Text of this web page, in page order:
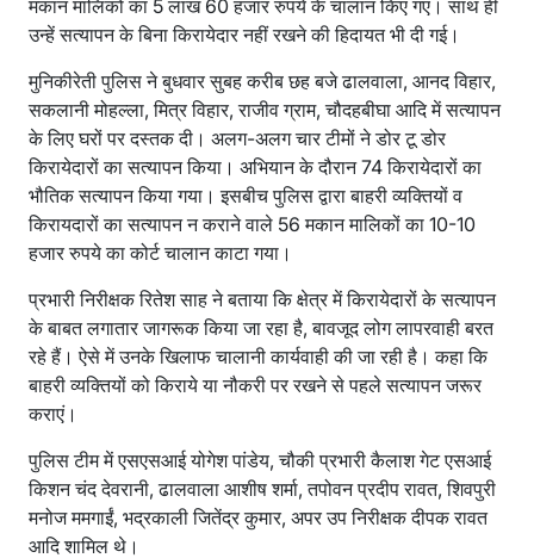
मकान मालिकों का 5 लाख 60 हजार रुपये के चालान किए गए। साथ ही
उन्हें सत्यापन के बिना किरायेदार नहीं रखने की हिदायत भी दी गई।
मुनिकीरेती पुलिस ने बुधवार सुबह करीब छह बजे ढालवाला, आनद विहार,
सकलानी मोहल्ला, मित्र विहार, राजीव ग्राम, चौदहबीघा आदि में सत्यापन
के लिए घरों पर दस्तक दी। अलग-अलग चार टीमों ने डोर टू डोर
किरायेदारों का सत्यापन किया। अभियान के दौरान 74 किरायेदारों का
भौतिक सत्यापन किया गया। इसबीच पुलिस द्वारा बाहरी व्यक्तियों व
किरायदारों का सत्यापन न कराने वाले 56 मकान मालिकों का 10-10
हजार रुपये का कोर्ट चालान काटा गया।
प्रभारी निरीक्षक रितेश साह ने बताया कि क्षेत्र में किरायेदारों के सत्यापन
के बाबत लगातार जागरूक किया जा रहा है, बावजूद लोग लापरवाही बरत
रहे हैं। ऐसे में उनके खिलाफ चालानी कार्यवाही की जा रही है। कहा कि
बाहरी व्यक्तियों को किराये या नौकरी पर रखने से पहले सत्यापन जरूर
कराएं।
पुलिस टीम में एसएसआई योगेश पांडेय, चौकी प्रभारी कैलाश गेट एसआई
किशन चंद देवरानी, ढालवाला आशीष शर्मा, तपोवन प्रदीप रावत, शिवपुरी
मनोज ममगाईं, भद्रकाली जितेंद्र कुमार, अपर उप निरीक्षक दीपक रावत
आदि शामिल थे।